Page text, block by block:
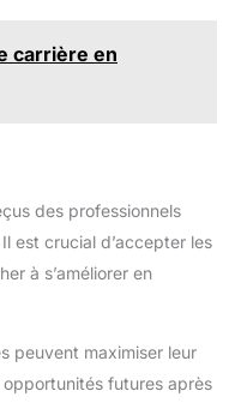
carrière en
des professionnels
est crucial d’accepter les
à s’améliorer en
peuvent maximiser leur
futures après